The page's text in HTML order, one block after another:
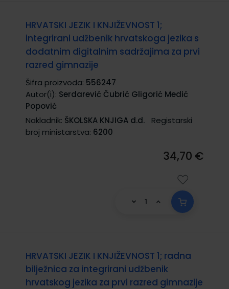
HRVATSKI JEZIK I KNJIŽEVNOST 1;
integrirani udžbenik hrvatskoga jezika s
dodatnim digitalnim sadržajima za prvi
razred gimnazije
Šifra proizvoda: 556247
Autor(i): Serdarević Čubrić Gligorić Medić
Popović
Nakladnik: ŠKOLSKA KNJIGA d.d.
Registarski
broj ministarstva: 6200
34,70 €
HRVATSKI JEZIK I KNJIŽEVNOST 1; radna
bilježnica za integrirani udžbenik
hrvatskog jezika za prvi razred gimnazije